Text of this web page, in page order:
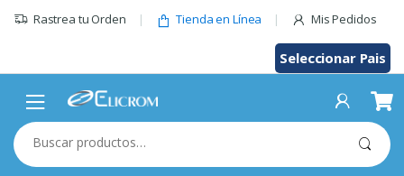
Rastrea tu Orden Tienda en Línea Mis Pedidos
Seleccionar Pais
Buscar
por: